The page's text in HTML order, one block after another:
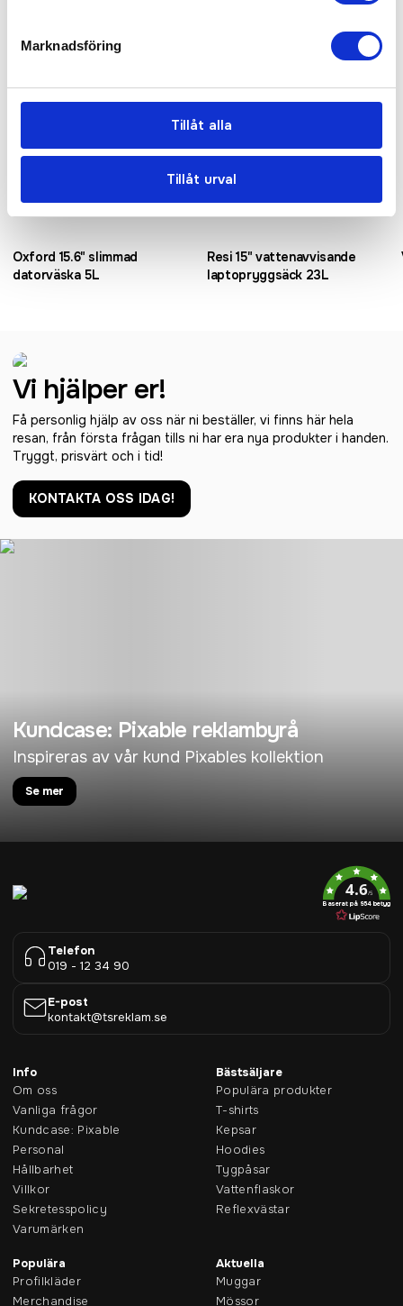
Marknadsföring
Tillåt alla
Tillåt urval
Oxford 15.6" slimmad
datorväska 5L
Resi 15" vattenavvisande
laptopryggsäck 23L
Vi hjälper er!
Få personlig hjälp av oss när ni beställer, vi finns här hela
resan, från första frågan tills ni har era nya produkter i handen.
Tryggt, prisvärt och i tid!
KONTAKTA OSS IDAG!
Kundcase: Pixable reklambyrå
Inspireras av vår kund Pixables kollektion
Se mer
4.6/5
Baserat på 954 betyg
Telefon
019 - 12 34 90
E-post
kontakt@tsreklam.se
Info
Om oss
Vanliga frågor
Kundcase: Pixable
Personal
Hållbarhet
Villkor
Sekretesspolicy
Varumärken
Bästsäljare
Populära produkter
T-shirts
Kepsar
Hoodies
Tygpåsar
Vattenflaskor
Reflexvästar
Populära
Profilkläder
Merchandise
Aktuella
Muggar
Mössor